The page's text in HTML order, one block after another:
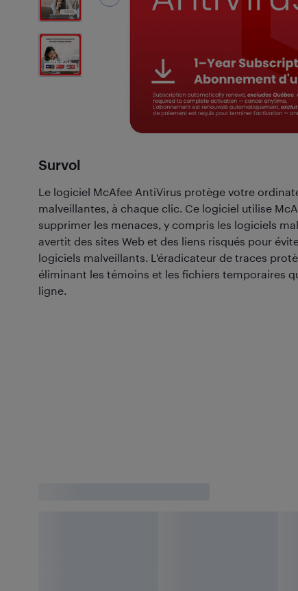
Photos
Survol
Le logiciel McAfee AntiVirus protège votre
malveillantes, à chaque clic. Ce logiciel utilise
supprimer les menaces, y compris les logiciels
avertit des sites Web et des liens risqués pour
logiciels malveillants. L'éradicateur de traces
éliminant les témoins et les fichiers temporaires
ligne.